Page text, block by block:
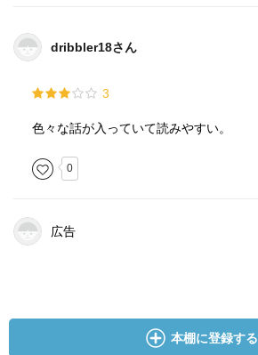
dribbler18さん
3
色々な話が入っていて読みやすい。
0
広告
本棚に登録する